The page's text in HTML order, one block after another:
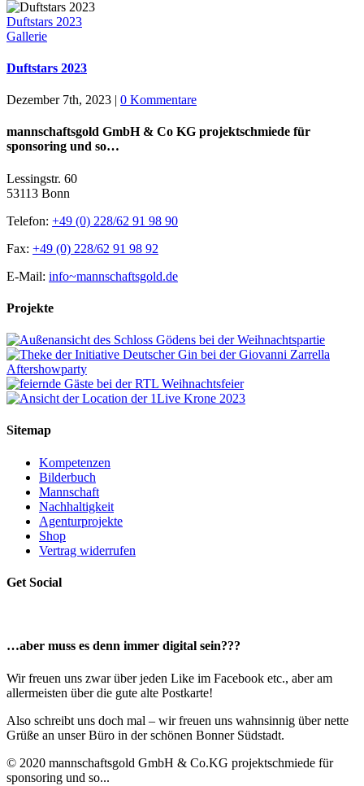
Duftstars 2023
Gallerie
Duftstars 2023
Dezember 7th, 2023 | 0 Kommentare
mannschaftsgold GmbH & Co KG projektschmiede für
sponsoring und so…
Lessingstr. 60
53113 Bonn
Telefon: +49 (0) 228/62 91 98 90
Fax: +49 (0) 228/62 91 98 92
E-Mail: info~mannschaftsgold.de
Projekte
Sitemap
Kompetenzen
Bilderbuch
Mannschaft
Nachhaltigkeit
Agenturprojekte
Shop
Vertrag widerrufen
Get Social
…aber muss es denn immer digital sein???
Wir freuen uns zwar über jeden Like im Facebook etc., aber am
allermeisten über die gute alte Postkarte!
Also schreibt uns doch mal – wir freuen uns wahnsinnig über nette
Grüße an unser Büro in der schönen Bonner Südstadt.
© 2020 mannschaftsgold GmbH & Co.KG projektschmiede für
sponsoring und so...